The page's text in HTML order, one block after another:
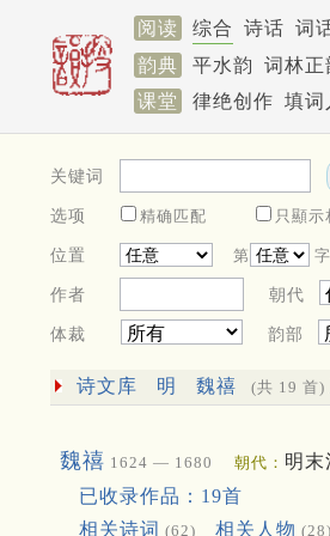
阅读 综合 诗话 词
韵典
平水韵 词林正
课堂
律绝创作 填词
关键词
选项 精确匹配 只顯示
位置 第 字
作者 朝代
体裁 韵部
诗文库 明 魏禧 (共 19 首)
魏禧 1624 — 1680 朝代： 明末
已收录作品：19首
相关诗词 (62) 相关人物 (28)